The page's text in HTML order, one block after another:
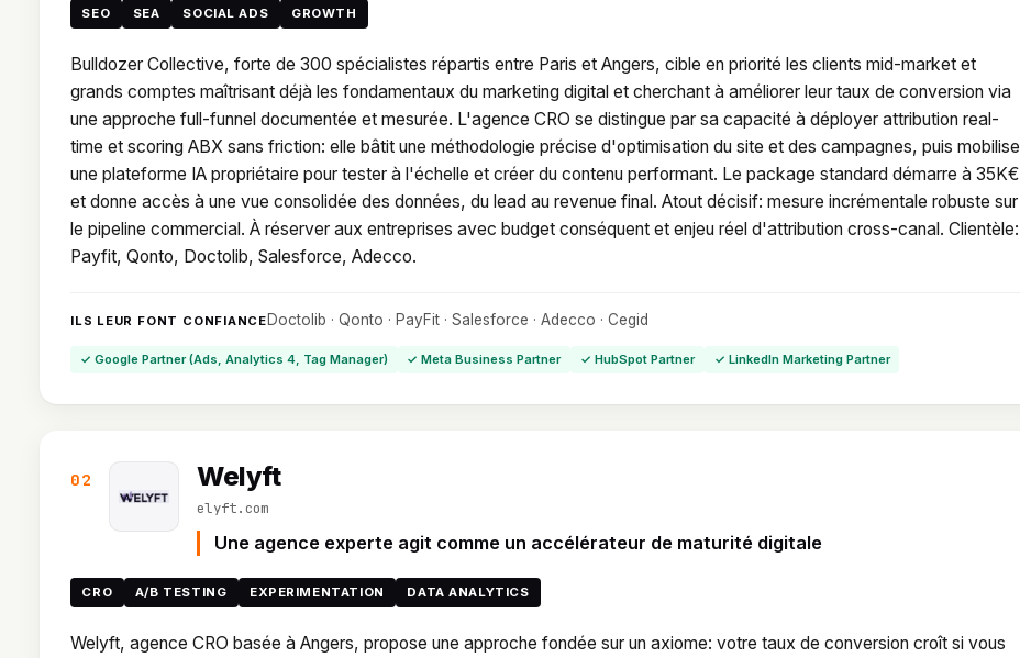
SEO SEA SOCIAL ADS GROWTH
Bulldozer Collective, forte de 300 spécialistes répartis entre Paris et Angers, cible en priorité les clients mid-market et
grands comptes maîtrisant déjà les fondamentaux du marketing digital et cherchant à améliorer leur taux de conversion via
une approche full-funnel documentée et mesurée. L'agence CRO se distingue par sa capacité à déployer attribution real-
time et scoring ABX sans friction: elle bâtit une méthodologie précise d'optimisation du site et des campagnes, puis mobilise
une plateforme IA propriétaire pour tester à l'échelle et créer du contenu performant. Le package standard démarre à 35K€
et donne accès à une vue consolidée des données, du lead au revenue final. Atout décisif: mesure incrémentale robuste sur
le pipeline commercial. À réserver aux entreprises avec budget conséquent et enjeu réel d'attribution cross-canal. Clientèle:
Payfit, Qonto, Doctolib, Salesforce, Adecco.
ILS LEUR FONT CONFIANCE Doctolib · Qonto · PayFit · Salesforce · Adecco · Cegid
✓ Google Partner (Ads, Analytics 4, Tag Manager) ✓ Meta Business Partner ✓ HubSpot Partner ✓ LinkedIn Marketing Partner
02 Welyft
elyft.com
Une agence experte agit comme un accélérateur de maturité digitale
CRO A/B TESTING EXPERIMENTATION DATA ANALYTICS
Welyft, agence CRO basée à Angers, propose une approche fondée sur un axiome: votre taux de conversion croît si vous